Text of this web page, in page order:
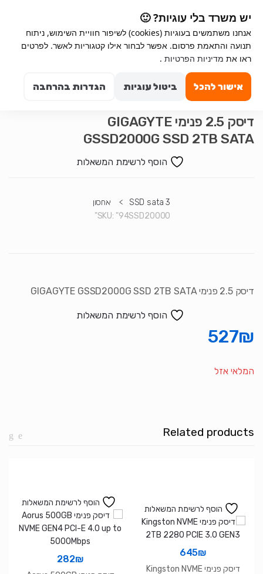
יש משרד בלי עוגיות? 🙂
אנחנו משתמשים בעוגיות (cookies) לשיפור חוויית השימוש, ניתוח
תנועה והתאמת פרסום. אפשר לבחור אילו קטגוריות לאשר. לפרטים
ראו את מדיניות הפרטיות .
אישור להכל ביטול עוגיות הגדרות בהרחבה
navigation
content
דיסק 2.5 פנימי GIGAGYTE
GSSD2000G SSD 2TB SATA
הוסף לרשימת המשאלות
SSD sata 3
>
אחסון
SKU: "94SSD20000"
דיסק 2.5 פנימי GIGAGYTE GSSD2000G SSD 2TB SATA
הוסף לרשימת המשאלות
527₪
המלאי אזל
Related products
הוסף לרשימת המשאלות
645₪
דיסק פנימי Kingston NVME
הוסף לרשימת המשאלות
282₪